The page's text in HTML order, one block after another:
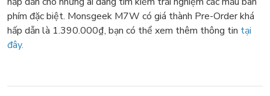
phím đặc biệt. Monsgeek M7W có giá thành Pre-Order khá
hấp dẫn là 1.390.000₫, bạn có thể xem thêm thông tin tại
đây.